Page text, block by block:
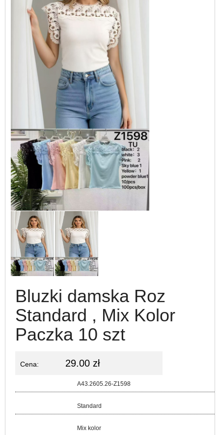
Bluzki damska Roz
Standard , Mix Kolor
Paczka 10 szt
Cena: 29.00 zł
A43.2605.26-Z1598
Standard
Mix kolor